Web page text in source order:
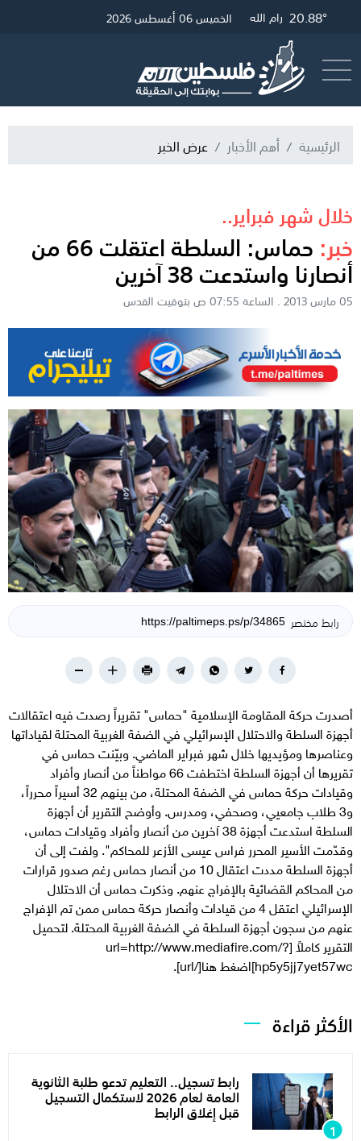
26.72° غزة 21.12° القدس 20.88° رام الله الخميس 06 أغسطس 2026
الرئيسية أهم الأخبار عرض الخبر
خلال شهر فبراير..
خبر: حماس: السلطة اعتقلت 66 من
أنصارنا واستدعت 38 آخرين
05 مارس 2013 . الساعة 07:55 ص بتوقيت القدس
رابط مختصر
أصدرت حركة المقاومة الإسلامية "حماس" تقريراً رصدت فيه اعتقالات
أجهزة السلطة والاحتلال الإسرائيلي في الضفة الغربية المحتلة لقياداتها
وعناصرها ومؤيديها خلال شهر فبراير الماضي. وبيّنت حماس في
تقريرها أن أجهزة السلطة اختطفت 66 مواطناً من أنصار وأفراد
وقيادات حركة حماس في الضفة المحتلة، من بينهم 32 أسيراً محرراً،
و3 طلاب جامعيي، وصحفي، ومدرس. وأوضح التقرير أن أجهزة
السلطة استدعت أجهزة 38 آخرين من أنصار وأفراد وقيادات حماس،
وقدّمت الأسير المحرر فراس عيسى الأزعر للمحاكم". ولفت إلى أن
أجهزة السلطة مددت اعتقال 10 من أنصار حماس رغم صدور قرارات
من المحاكم القضائية بالإفراج عنهم. وذكرت حماس أن الاحتلال
الإسرائيلي اعتقل 4 من قيادات وأنصار حركة حماس ممن تم الإفراج
عنهم من سجون أجهزة السلطة في الضفة الغربية المحتلة. لتحميل
التقرير كاملاً [url=http://www.mediafire.com/?
hp5y5jj7yet57wc]اضغط هنا[/url].
الأكثر قراءة
رابط تسجيل.. التعليم تدعو طلبة الثانوية
العامة لعام 2026 لاستكمال التسجيل
قبل إغلاق الرابط